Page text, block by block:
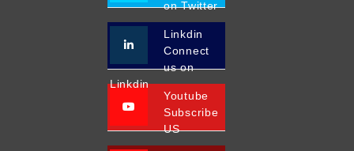
on Twitter
Linkdin
Connect
us on
Linkdin
Youtube
Subscribe
US